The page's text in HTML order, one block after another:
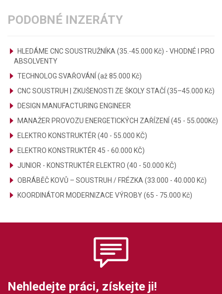
PODOBNÉ INZERÁTY
HLEDÁME CNC SOUSTRUŽNÍKA (35.-45.000 Kč) - VHODNÉ I PRO
ABSOLVENTY
TECHNOLOG SVAŘOVÁNÍ (až 85.000 Kč)
CNC SOUSTRUH | ZKUŠENOSTI ZE ŠKOLY STAČÍ (35–45.000 Kč)
DESIGN MANUFACTURING ENGINEER
MANAŽER PROVOZU ENERGETICKÝCH ZAŘÍZENÍ (45 - 55.000Kč)
ELEKTRO KONSTRUKTÉR (40 - 55.000 KČ)
ELEKTRO KONSTRUKTÉR 45 - 60.000 KČ)
JUNIOR - KONSTRUKTÉR ELEKTRO (40 - 50.000 KČ)
OBRÁBĚČ KOVŮ – SOUSTRUH / FRÉZKA (33.000 - 40.000 Kč)
KOORDINÁTOR MODERNIZACE VÝROBY (65 - 75.000 Kč)
Nehledejte práci, získejte ji!